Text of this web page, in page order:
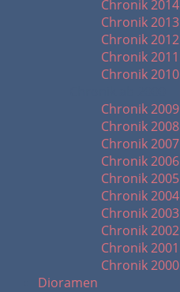
Chronik 2014
Chronik 2013
Chronik 2012
Chronik 2011
Chronik 2010
Chronik 2009
Chronik 2008
Chronik 2007
Chronik 2006
Chronik 2005
Chronik 2004
Chronik 2003
Chronik 2002
Chronik 2001
Chronik 2000
Dioramen